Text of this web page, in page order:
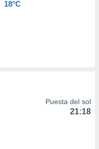
18°C
Puesta del sol
21:18